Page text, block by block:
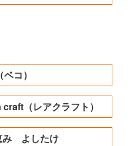
コ）
（レアクラフト）
み よしたけ